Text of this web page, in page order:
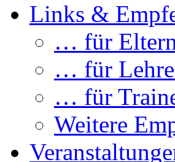
Links &
… für
… für
… für
Weitere